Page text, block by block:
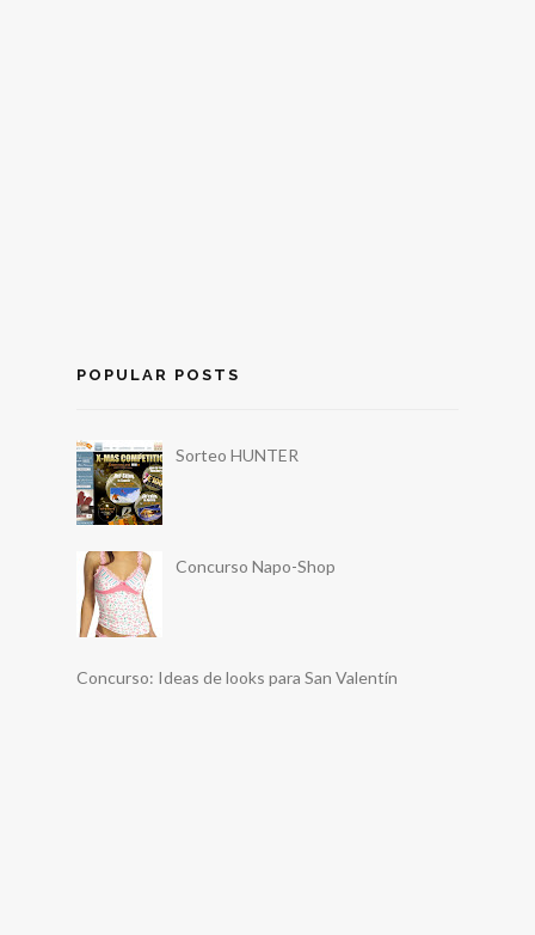
POPULAR POSTS
Sorteo HUNTER
Concurso Napo-Shop
Concurso: Ideas de looks para San Valentín